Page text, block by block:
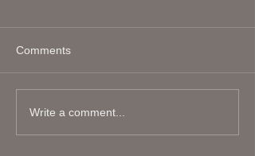
Comments
Write a comment...